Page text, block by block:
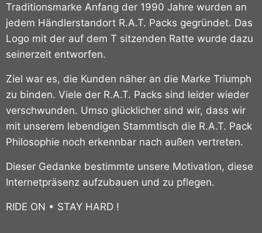
Traditionsmarke Anfang der 1990 Jahre wurden an
jedem Händlerstandort R.A.T. Packs gegründet. Das
Logo mit der auf dem T sitzenden Ratte wurde dazu
seinerzeit entworfen.
Ziel war es, die Kunden näher an die Marke Triumph
zu binden. Viele der R.A.T. Packs sind leider wieder
verschwunden. Umso glücklicher sind wir, dass wir
mit unserem lebendigen Stammtisch die R.A.T. Pack
Philosophie noch erkennbar nach außen vertreten.
Dieser Gedanke bestimmte unsere Motivation, diese
Internetpräsenz aufzubauen und zu pflegen.
RIDE ON • STAY HARD !